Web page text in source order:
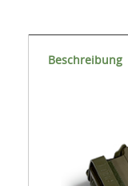
Beschreibung